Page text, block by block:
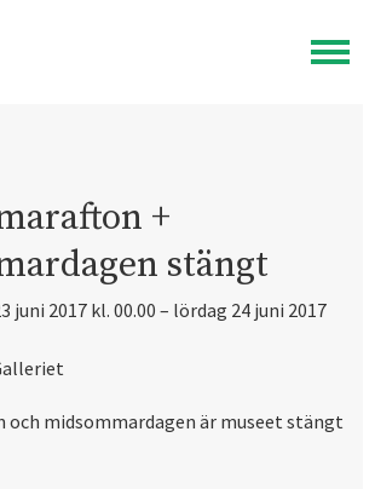
Visa
meny
+
stängt
juni 2017 kl. 00.00 – lördag 24 juni 2017
och midsommardagen är museet stängt